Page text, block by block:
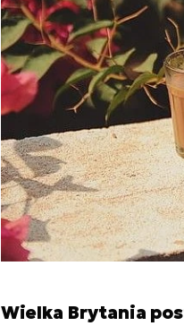
Wielka Brytania